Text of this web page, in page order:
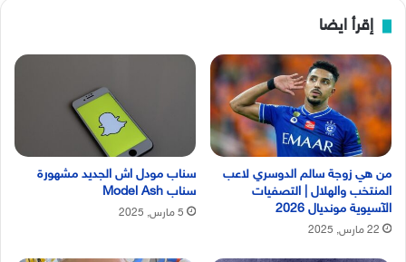
إقرأ ايضا
من هي زوجة سالم الدوسري لاعب
المنتخب والهلال | التصفيات
الآسيوية مونديال 2026
22 مارس, 2025
سناب مودل اش الجديد مشهورة
سناب Model Ash
5 مارس, 2025